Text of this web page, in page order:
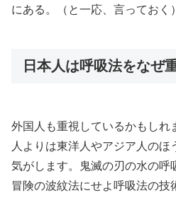
にある。（と一応、言っておく
日本人は呼吸法をなぜ
外国人も重視しているかもしれ
人よりは東洋人やアジア人のほ
気がします。鬼滅の刃の水の呼
冒険の波紋法にせよ呼吸法の